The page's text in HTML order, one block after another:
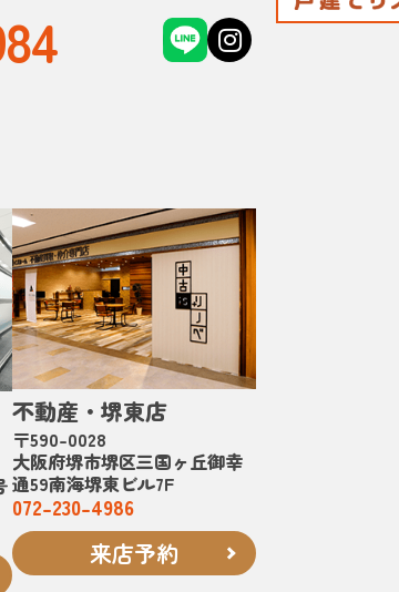
不動産・堺東店
〒590-0028
大阪府堺市堺区三国ヶ丘御幸
通59南海堺東ビル7F
072-230-4986
来店予約